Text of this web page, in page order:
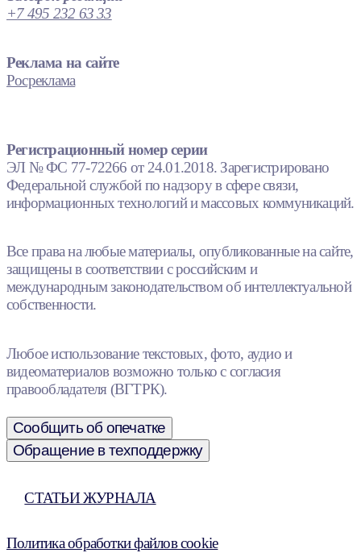
+7 495 232 63 33
Реклама на сайте
Росреклама
Регистрационный номер серии
ЭЛ № ФС 77-72266 от 24.01.2018. Зарегистрировано
Федеральной службой по надзору в сфере связи,
информационных технологий и массовых коммуникаций.
Все права на любые материалы, опубликованные на сайте,
защищены в соответствии с российским и
международным законодательством об интеллектуальной
собственности.
Любое использование текстовых, фото, аудио и
видеоматериалов возможно только с согласия
правообладателя (ВГТРК).
Сообщить об опечатке
Обращение в техподдержку
СТАТЬИ ЖУРНАЛА
Политика обработки файлов cookie